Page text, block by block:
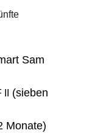
Sam
(sieben
Monate)